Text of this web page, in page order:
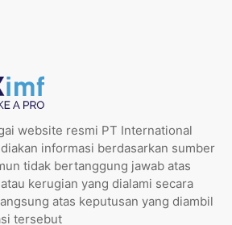
website resmi PT International
informasi berdasarkan sumber
tidak bertanggung jawab atas
kerugian yang dialami secara
atas keputusan yang diambil
tersebut